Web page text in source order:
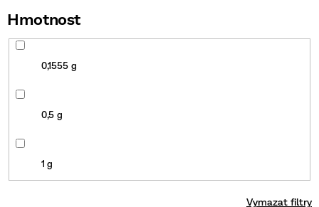
Hmotnost
0,1555 g
0,5 g
1 g
Vymazat filtry